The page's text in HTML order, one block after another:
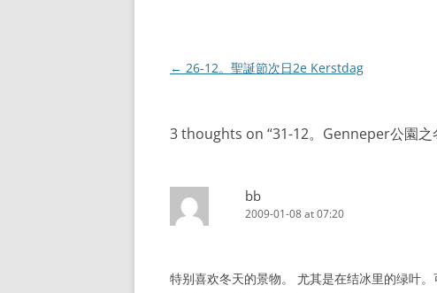
Post
← 26-12。聖誕節次日2e Kerstdag
3 thoughts on “31-12。Genneper公園之
bb
2009-01-08 at 07:20
特别喜欢冬天的景物。 尤其是在结冰里的绿叶